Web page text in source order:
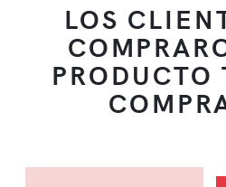
LOS
PRODUCTO